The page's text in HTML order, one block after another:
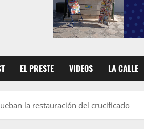
EL PRESTE VIDEOS LA CALLE
la restauración del crucificado